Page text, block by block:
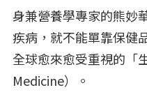
身兼營養學專家的熊妙
疾病，就不能單靠保健
全球愈來愈受重視的「
Medicine）。